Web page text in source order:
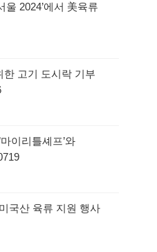
울 2024’에서 美육류
한 고기 도시락 기부
이리틀셰프’와
국산 육류 지원 행사